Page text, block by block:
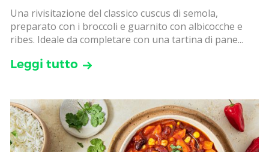
Una rivisitazione del classico cuscus di semola,
preparato con i broccoli e guarnito con albicocche e
ribes. Ideale da completare con una tartina di pane...
Leggi tutto